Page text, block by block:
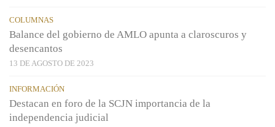
COLUMNAS
Balance del gobierno de AMLO apunta a claroscuros y
desencantos
13 DE AGOSTO DE 2023
INFORMACIÓN
Destacan en foro de la SCJN importancia de la
independencia judicial